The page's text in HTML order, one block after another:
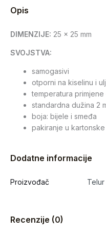
Opis
DIMENZIJE: 25 x 25 mm
SVOJSTVA:
samogasivi
otporni na kiselinu i
temperatura
standardna dužina 2
boja: bijele i smeđa
pakiranje u
Dodatne informacije
Proizvođač Telur
Recenzije (0)